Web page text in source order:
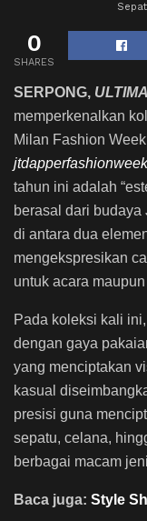
0
SHARES
SERPONG,
memperkenalkan
Milan Fashion
tahun ini adalah
berasal dari
di antara dua
mengekspresikan
untuk acara
Pada koleksi kali
dengan gaya
yang menciptakan
kasual
presisi guna
sepatu, celana,
berbagai macam
Baca juga: Style